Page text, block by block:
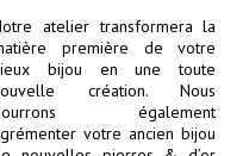
atelier transformera la
première de votre
bijou en une toute
création. Nous
également
votre ancien bijou